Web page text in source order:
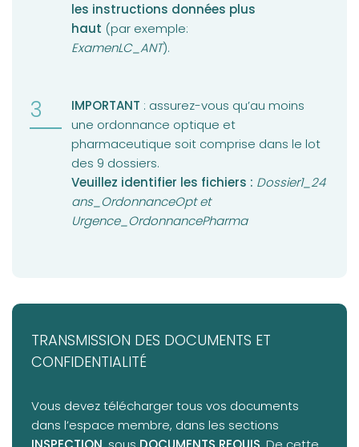
les instructions données plus
haut (par exemple:
ExamenLC_ANT).
IMPORTANT : assurez-vous qu’au moins
une ordonnance optique et
pharmaceutique soit comprise dans le lot
des 9 dossiers.
Veuillez identifier les fichiers : Dossier1_24
ans_OrdonnanceOpt et
Urgence_OrdonnancePharma
TRANSMISSION DES DOCUMENTS ET
CONFIDENTIALITÉ
Vous devez télécharger tous vos documents
dans l’espace membre, dans les sections